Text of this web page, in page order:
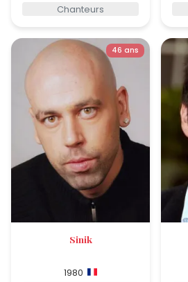
Chanteurs
46 ans
Sinik
1980